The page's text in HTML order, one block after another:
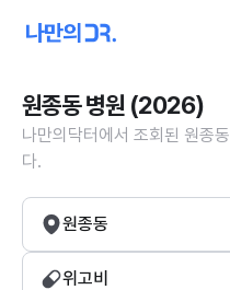
원종동 병원 (2026)
나만의닥터에서 조회된 원종
다.
원종동
위고비